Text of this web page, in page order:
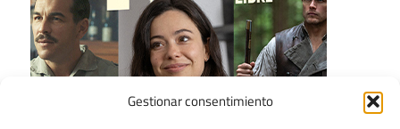
Gestionar consentimiento